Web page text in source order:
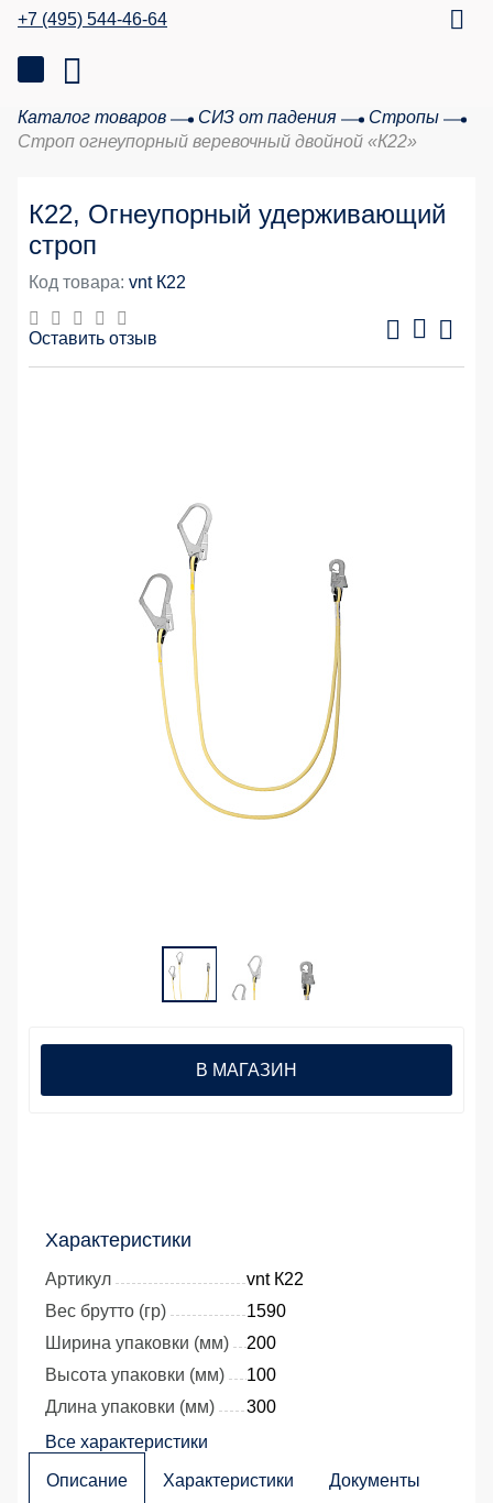
+7 (495) 544-46-64
Каталог товаров СИЗ от падения
Стропы
Строп огнеупорный веревочный двойной «К22»
К22, Огнеупорный удерживающий
строп
Код товара: vnt К22
Оставить отзыв
Характеристики
Артикул
vnt К22
Вес брутто (гр)
1590
Ширина упаковки (мм)
200
Высота упаковки (мм)
100
Длина упаковки (мм)
300
Все характеристики
В МАГАЗИН
Описание Характеристики Документы